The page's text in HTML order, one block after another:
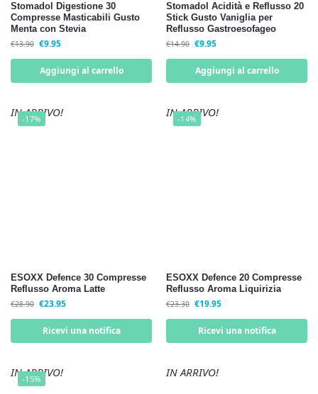
Stomadol Digestione 30
Compresse Masticabili Gusto
Menta con Stevia
€13.90 €9.95
Aggiungi al carrello
Stomadol Acidità e Reflusso 20
Stick Gusto Vaniglia per
Reflusso Gastroesofageo
€14.90 €9.95
Aggiungi al carrello
-17%
IN ARRIVO!
ESOXX Defence 30 Compresse
Reflusso Aroma Latte
€28.90 €23.95
Ricevi una notifica
-14%
IN ARRIVO!
ESOXX Defence 20 Compresse
Reflusso Aroma Liquirizia
€23.30 €19.95
Ricevi una notifica
-15%
IN ARRIVO! IN ARRIVO!